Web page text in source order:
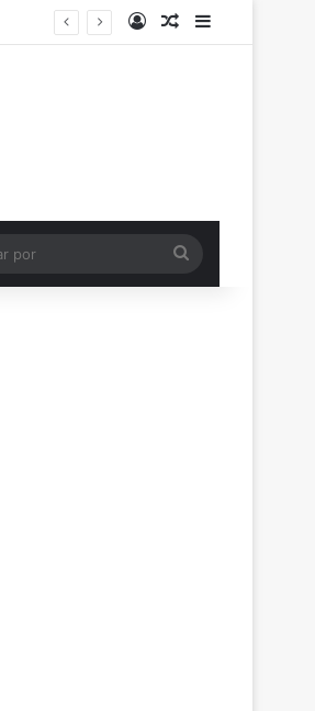
EntrarArtigo aleatório
Barra Lateral
por